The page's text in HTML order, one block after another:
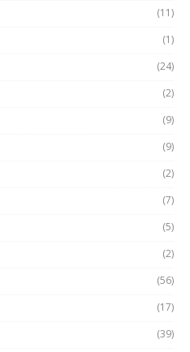
(11)
(1)
(24)
(2)
(9)
(9)
(2)
(7)
(5)
(2)
(56)
(17)
(39)